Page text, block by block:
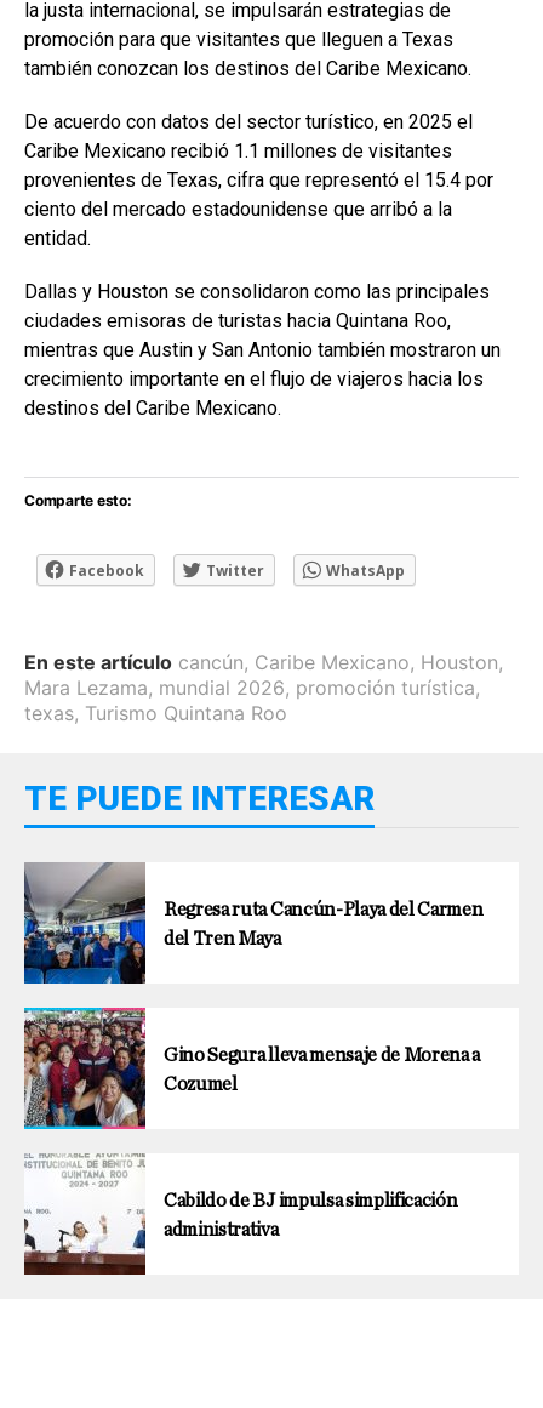
la justa internacional, se impulsarán estrategias de
promoción para que visitantes que lleguen a Texas
también conozcan los destinos del Caribe Mexicano.
De acuerdo con datos del sector turístico, en 2025 el
Caribe Mexicano recibió 1.1 millones de visitantes
provenientes de Texas, cifra que representó el 15.4 por
ciento del mercado estadounidense que arribó a la
entidad.
Dallas y Houston se consolidaron como las principales
ciudades emisoras de turistas hacia Quintana Roo,
mientras que Austin y San Antonio también mostraron un
crecimiento importante en el flujo de viajeros hacia los
destinos del Caribe Mexicano.
Comparte esto:
Facebook Twitter WhatsApp
En este artículo cancún, Caribe Mexicano, Houston,
Mara Lezama, mundial 2026, promoción turística,
texas, Turismo Quintana Roo
TE PUEDE INTERESAR
Regresa ruta Cancún-Playa del Carmen
del Tren Maya
Gino Segura lleva mensaje de Morena a
Cozumel
Cabildo de BJ impulsa simplificación
administrativa